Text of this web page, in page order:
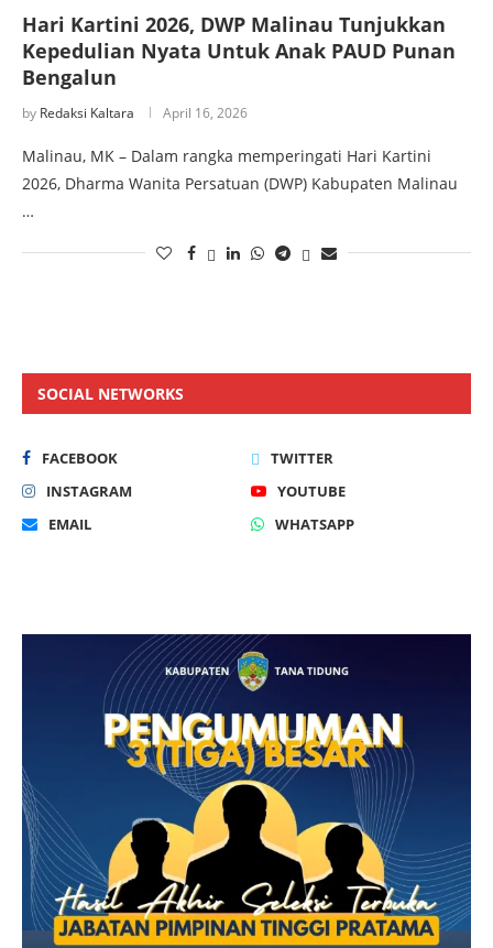
Hari Kartini 2026, DWP Malinau Tunjukkan
Kepedulian Nyata Untuk Anak PAUD Punan
Bengalun
by Redaksi Kaltara April 16, 2026
Malinau, MK – Dalam rangka memperingati Hari Kartini
2026, Dharma Wanita Persatuan (DWP) Kabupaten Malinau
…
SOCIAL NETWORKS
FACEBOOK
TWITTER
INSTAGRAM
YOUTUBE
EMAIL
WHATSAPP